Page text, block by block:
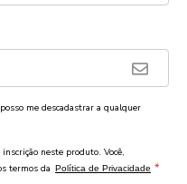
me descadastrar a qualquer
neste produto. Você,
termos da Política de Privacidade *